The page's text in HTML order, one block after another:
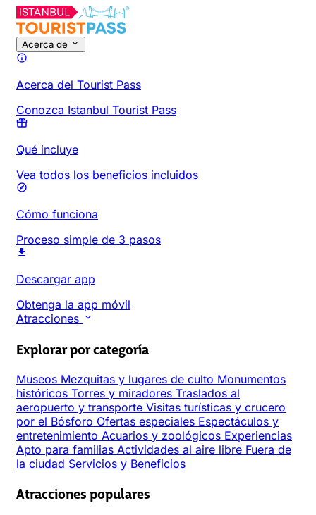
Acerca de
Acerca del Tourist Pass
Conozca Istanbul Tourist Pass
Qué incluye
Vea todos los beneficios incluidos
Cómo funciona
Proceso simple de 3 pasos
Descargar app
Obtenga la app móvil
Atracciones
Explorar por categoría
Museos Mezquitas y lugares de culto Monumentos
históricos Torres y miradores Traslados al
aeropuerto y transporte Visitas turísticas y crucero
por el Bósforo Ofertas especiales Espectáculos y
entretenimiento Acuarios y zoológicos Experiencias
Apto para familias Actividades al aire libre Fuera de
la ciudad Servicios y Beneficios
Atracciones populares